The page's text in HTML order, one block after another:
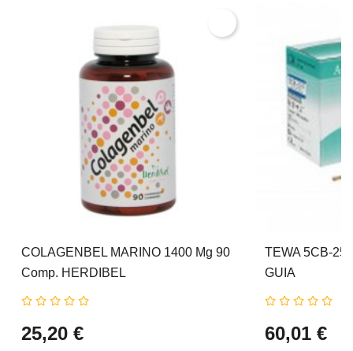
COLAGENBEL MARINO 1400 Mg 90
Comp. HERDIBEL
25,20 €
TEWA 5CB-
GUIA
60,01 €